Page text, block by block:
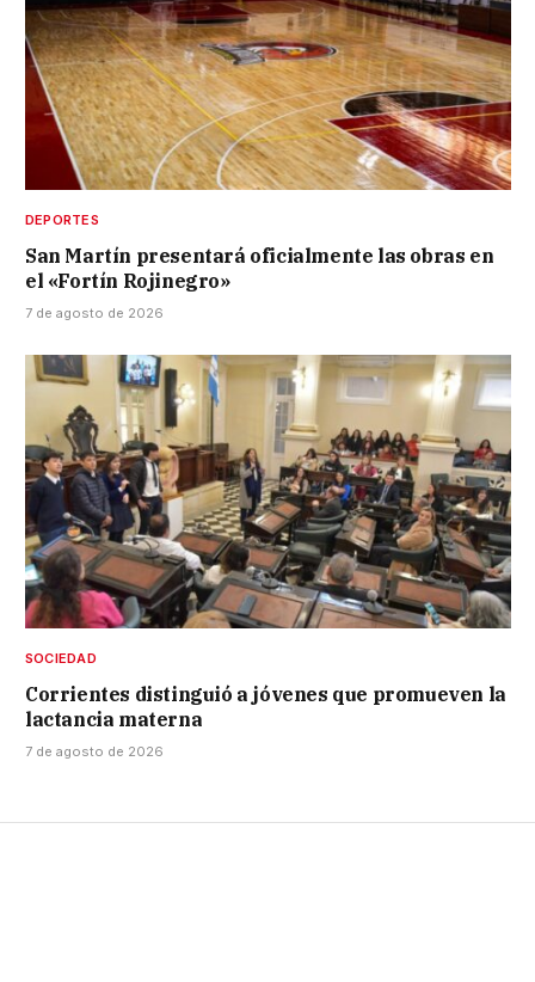
DEPORTES
San Martín presentará oficialmente las obras en
el «Fortín Rojinegro»
7 de agosto de 2026
SOCIEDAD
Corrientes distinguió a jóvenes que promueven la
lactancia materna
7 de agosto de 2026